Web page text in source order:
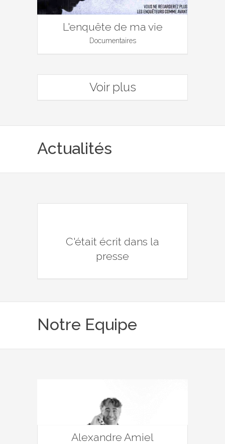
L'enquête de ma vie
Documentaires
Voir plus
Actualités
C'était écrit dans la
presse
Notre Equipe
Alexandre Amiel